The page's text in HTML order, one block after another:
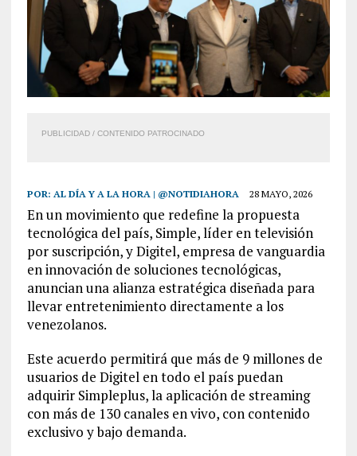
PUBLICIDAD / CONTENIDO PATROCINADO
POR: AL DÍA Y A LA HORA | @NOTIDIAHORA 28 MAYO, 2026
En un movimiento que redefine la propuesta
tecnológica del país, Simple, líder en televisión
por suscripción, y Digitel, empresa de vanguardia
en innovación de soluciones tecnológicas,
anuncian una alianza estratégica diseñada para
llevar entretenimiento directamente a los
venezolanos.
Este acuerdo permitirá que más de 9 millones de
usuarios de Digitel en todo el país puedan
adquirir Simpleplus, la aplicación de streaming
con más de 130 canales en vivo, con contenido
exclusivo y bajo demanda.